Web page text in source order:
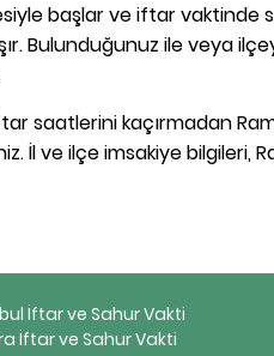
başlar ve iftar vaktinde
Bulunduğunuz ile veya
saatlerini kaçırmadan
İl ve ilçe imsakiye bilgileri,
İftar ve Sahur Vakti
İftar ve Sahur Vakti